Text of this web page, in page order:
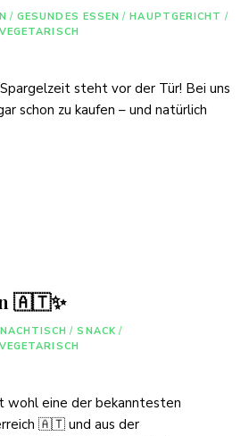
/ GESUNDES ESSEN / HAUPTGERICHT /
VEGETARISCH
steht vor der Tür! Bei uns
schon zu kaufen – und natürlich
🇦🇹✨
NACHTISCH / SNACK /
VEGETARISCH
wohl eine der bekanntesten
🇦🇹 und aus der